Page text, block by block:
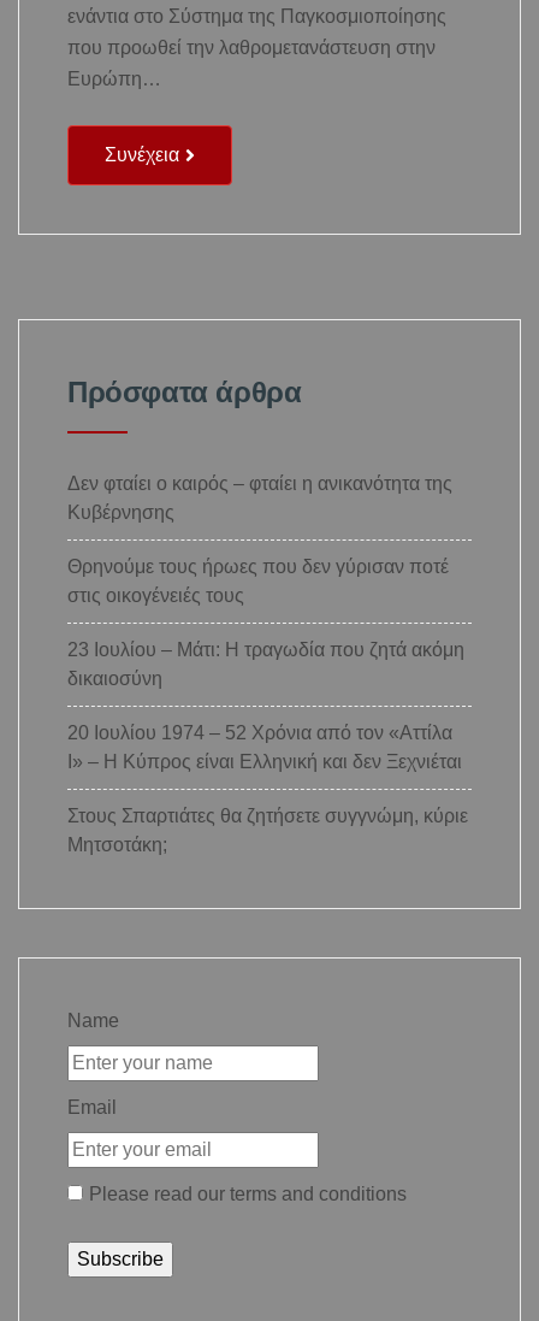
ενάντια στο Σύστημα της Παγκοσμιοποίησης
που προωθεί την λαθρομετανάστευση στην
Ευρώπη…
Συνέχεια
Πρόσφατα άρθρα
Δεν φταίει ο καιρός – φταίει η ανικανότητα της
Κυβέρνησης
Θρηνούμε τους ήρωες που δεν γύρισαν ποτέ
στις οικογένειές τους
23 Ιουλίου – Μάτι: Η τραγωδία που ζητά ακόμη
δικαιοσύνη
20 Ιουλίου 1974 – 52 Χρόνια από τον «Αττίλα
Ι» – Η Κύπρος είναι Ελληνική και δεν Ξεχνιέται
Στους Σπαρτιάτες θα ζητήσετε συγγνώμη, κύριε
Μητσοτάκη;
Name
Email
Please read our terms and conditions